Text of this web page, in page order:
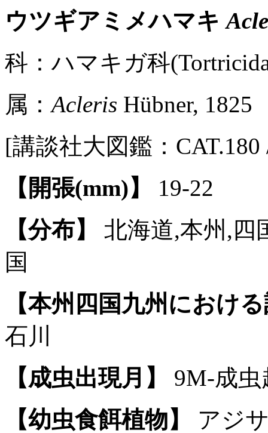
ウツギアミメハマキ
科：ハマキガ科
属：Acleris Hübner, 1825
[講談社大図鑑：
【開張(mm)】
19-22
【分布】
北海道,本州,四
国
【本州四国九州におけ
石川
【成虫出現月】
9M-成虫
【幼虫食餌植物】
アジ